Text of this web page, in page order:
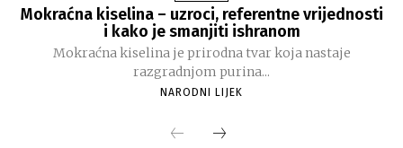
Mokraćna kiselina – uzroci, referentne vrijednosti
i kako je smanjiti ishranom
Mokraćna kiselina je prirodna tvar koja nastaje
razgradnjom purina...
NARODNI LIJEK